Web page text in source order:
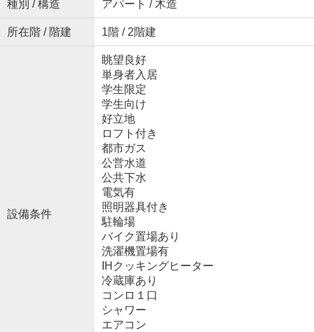
種別 / 構造 アパート / 木造
所在階 / 階建 1階 / 2階建
設備条件
眺望良好
単身者入居
学生限定
学生向け
好立地
ロフト付き
都市ガス
公営水道
公共下水
電気有
照明器具付き
駐輪場
バイク置場あり
洗濯機置場有
IHクッキングヒーター
冷蔵庫あり
コンロ１口
シャワー
エアコン